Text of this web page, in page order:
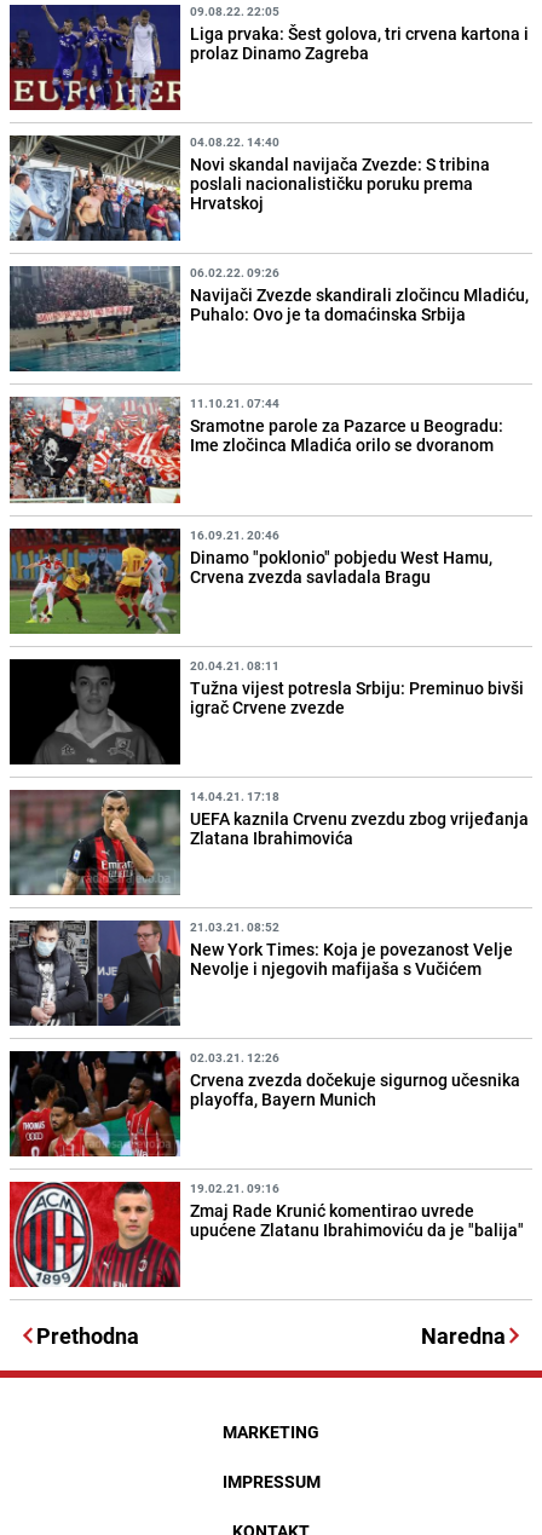
09.08.22. 22:05
Liga prvaka: Šest golova, tri crvena kartona i
prolaz Dinamo Zagreba
04.08.22. 14:40
Novi skandal navijača Zvezde: S tribina
poslali nacionalističku poruku prema
Hrvatskoj
06.02.22. 09:26
Navijači Zvezde skandirali zločincu Mladiću,
Puhalo: Ovo je ta domaćinska Srbija
11.10.21. 07:44
Sramotne parole za Pazarce u Beogradu:
Ime zločinca Mladića orilo se dvoranom
16.09.21. 20:46
Dinamo "poklonio" pobjedu West Hamu,
Crvena zvezda savladala Bragu
20.04.21. 08:11
Tužna vijest potresla Srbiju: Preminuo bivši
igrač Crvene zvezde
14.04.21. 17:18
UEFA kaznila Crvenu zvezdu zbog vrijeđanja
Zlatana Ibrahimovića
21.03.21. 08:52
New York Times: Koja je povezanost Velje
Nevolje i njegovih mafijaša s Vučićem
02.03.21. 12:26
Crvena zvezda dočekuje sigurnog učesnika
playoffa, Bayern Munich
19.02.21. 09:16
Zmaj Rade Krunić komentirao uvrede
upućene Zlatanu Ibrahimoviću da je "balija"
Prethodna Naredna
MARKETING
IMPRESSUM